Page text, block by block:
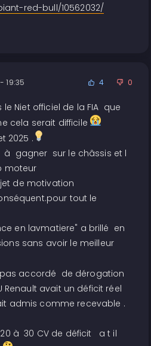
red-bull/10562032/
19:35 4 0
Niet officiel de la FIA que
cela serait difficile
2025 .
à gagner sur le châssis et l
moteur
de motivation
tout le
en lavmatiere" a brillé en
sans avoir le meilleur
pas accordé de dérogation
Renault avait un déficit réel
admis comme recevable .
à 30 CV de déficit a t il